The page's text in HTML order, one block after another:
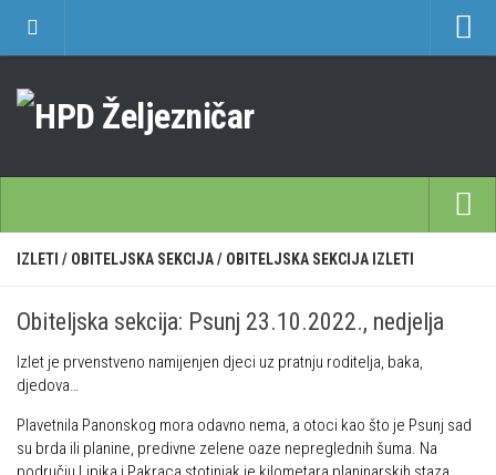
Učlanjenje
Kontakt
Plan izleta Sekcije društvenih izleta HPD Željezničar 2025
Povijesti SDI
Početna
Opća planinarska škola 9. 3. – 17. 5. 2026.
Često postavljana pitanja
Alpinistička škola
IZLETI / OBITELJSKA SEKCIJA/ OBITELJSKA SEKCIJA IZLETI
Obiteljska sekcija: Psunj 23.10.2022., nedjelja
Izlet je prvenstveno namijenjen djeci uz pratnju roditelja, baka,
djedova…
Plavetnila Panonskog mora odavno nema, a otoci kao što je Psunj sad
su brda ili planine, predivne zelene oaze nepreglednih šuma. Na